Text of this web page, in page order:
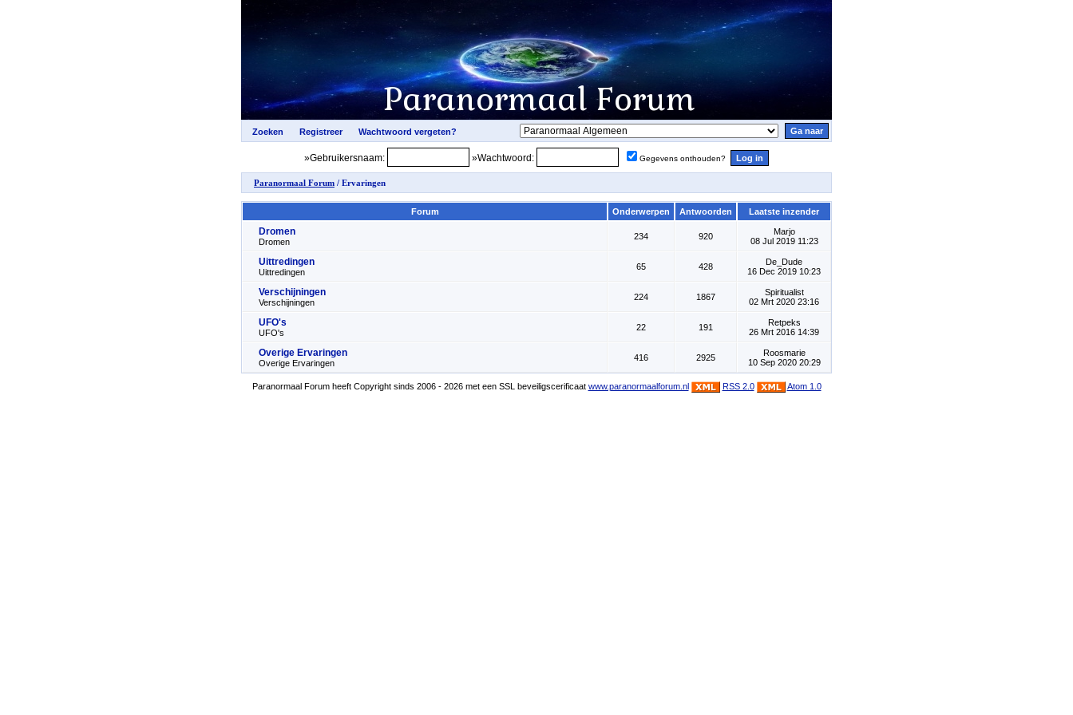
»Gebruikersnaam: »Wachtwoord: Gegevens onthouden?
Paranormaal Forum / Ervaringen
Forum Onderwerpen Antwoorden Laatste inzender
Dromen
Dromen
234 920
Marjo
08 Jul 2019 11:23
Uittredingen
Uittredingen
65 428
De_Dude
16 Dec 2019 10:23
Verschijningen
Verschijningen
224 1867
Spiritualist
02 Mrt 2020 23:16
UFO's
UFO's
22 191
Retpeks
26 Mrt 2016 14:39
Overige Ervaringen
Overige Ervaringen
416 2925
Roosmarie
10 Sep 2020 20:29
Paranormaal Forum heeft Copyright sinds 2006 - 2026 met een SSL beveiligscerificaat www.paranormaalforum.nl RSS 2.0 Atom 1.0